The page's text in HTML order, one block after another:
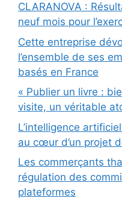
CLARANOVA :
neuf mois pour
Cette entreprise
l’ensemble de ses
basés en France
« Publier un livre :
visite, un véritable
L’intelligence
au cœur d’un projet
Les commerçants
régulation des
plateformes